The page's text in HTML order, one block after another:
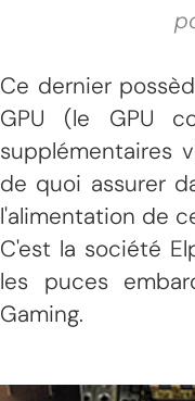
Ce dernier
GPU (le GPU
supplémentaires
de quoi assurer
l'alimentation de
C'est la société
les puces
Gaming.